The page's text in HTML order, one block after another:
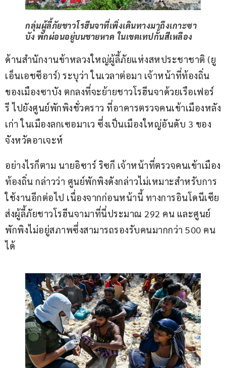
กลุ่มผู้ลี้ภัยชาวโรฮีนจาที่เพิ่งเดินทางมาถึงเกาะซา
บัง พักผ่อนอยู่บนชายหาด ในเขตเทปกั้นสีเหลือง
ด้านสำนักงานข้าหลวงใหญ่ผู้ลี้ภัยแห่งสหประชาชาติ (ยู
เอ็นเอชซีอาร์) ระบุว่า ในเวลาต่อมา เจ้าหน้าที่ท้องถิ่น
ของเมืองซาบัง ตกลงที่จะย้ายชาวโรฮีนจาด้วยเรือเฟอร์
รี ไปยังศูนย์พักพิงชั่วคราว ที่อาคารตรวจคนเข้าเมืองหลัง
เก่า ในเมืองลกเซอมาเว ซึ่งเป็นเมืองใหญ่อันดับ 3 ของ
จังหวัดอาเจะห์
อย่างไรก็ตาม นายอิซาร์ ริซกี เจ้าหน้าที่ตรวจคนเข้าเมือง
ท้องถิ่น กล่าวว่า ศูนย์พักพิงดังกล่าวไม่เหมาะสำหรับการ
ใช้งานอีกต่อไป เนื่องจากก่อนหน้านี้ ทางการอินโดนีเซีย
ส่งผู้ลี้ภัยชาวโรฮีนจามาที่นี่ประมาณ 292 คน และศูนย์
พักพิงไม่อยู่สภาพซึ่งสามารถรองรับคนมากกว่า 500 คน
ได้